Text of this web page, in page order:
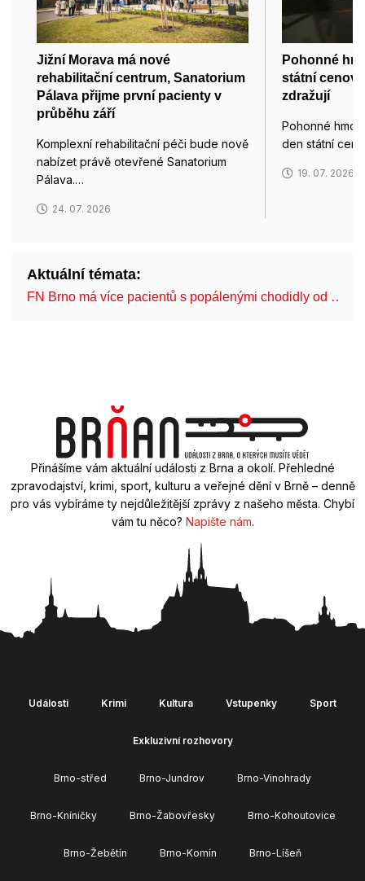
Jižní Morava má nové
rehabilitační centrum, Sanatorium
Pálava přijme první pacienty v
průběhu září
Komplexní rehabilitační péči bude nově
nabízet právě otevřené Sanatorium
Pálava.…
24. 07. 2026
Pohonné
státní
zdražují
Pohonné
den státní
19. 07. 2026
Aktuální témata:
FN Brno má více pacientů s popálenými chodidly od …
Přinášíme vám aktuální události z Brna a okolí. Přehledné
zpravodajství, krimi, sport, kulturu a veřejné dění v Brně – denně
pro vás vybíráme ty nejdůležitější zprávy z našeho města. Chybí
vám tu něco? Napište nám.
Události Krimi Kultura Vstupenky Sport
Exkluzivní rozhovory
Brno-střed Brno-Jundrov Brno-Vinohrady
Brno-Kníničky Brno-Žabovřesky Brno-Kohoutovice
Brno-Žebětín Brno-Komín Brno-Líšeň